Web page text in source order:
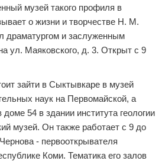
музей такого профиля в
о жизни и творчестве Н. М.
драматургом и заслуженным
ул. Маяковского, д. 3. Открыт с 9
зайти в Сыктывкаре в музей
наук на Первомайской, а
54 в здании института геологии
музей. Он также работает с 9 до
- первооткрывателя
Коми. Тематика его залов